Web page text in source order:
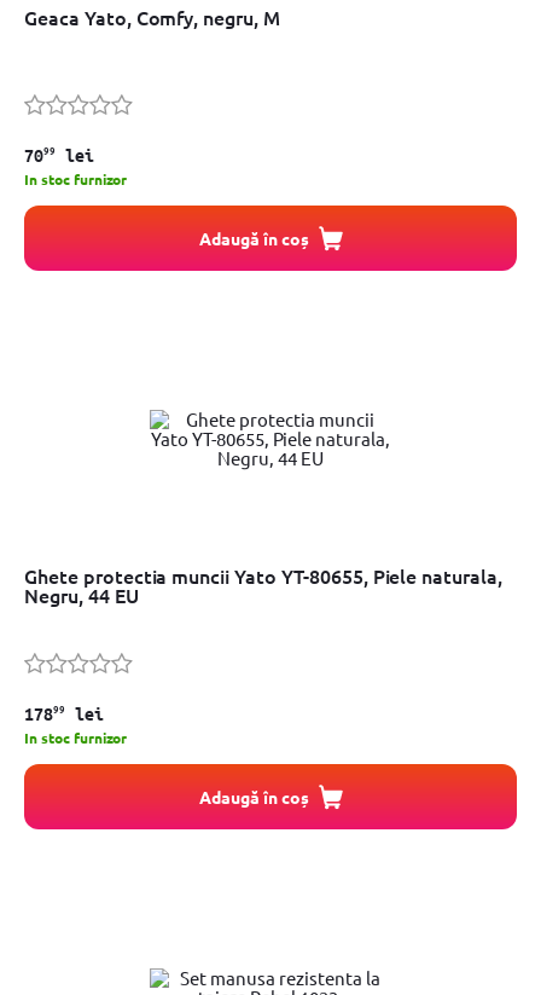
Geaca Yato, Comfy, negru, M
7099 lei
In stoc furnizor
Adaugă în coș
Ghete protectia muncii Yato YT-80655, Piele naturala,
Negru, 44 EU
17899 lei
In stoc furnizor
Adaugă în coș